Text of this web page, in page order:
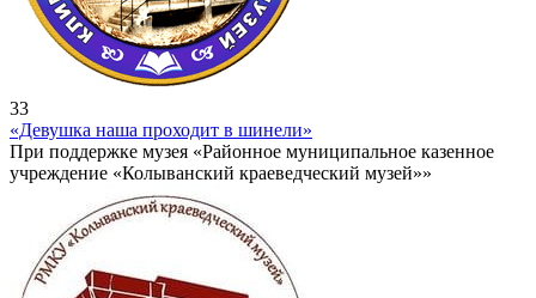
33
«Девушка наша проходит в шинели»
При поддержке музея «Районное муниципальное казенное
учреждение «Колыванский краеведческий музей»»